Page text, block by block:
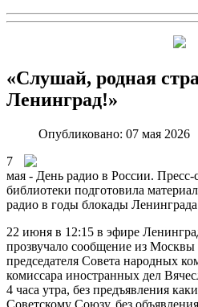
«Слушай, родная
Ленинград!»
Опубликовано: 07 мая 2026
7
мая - День радио в России. Пресс-
библиотеки подготовила
радио в годы блокады
22 июня в 12:15 в эфире
прозвучало сообщение из Москвы
председателя Совета народных
комиссара иностранных дел
4 часа утра, без предъявления
Советскому Союзу, без